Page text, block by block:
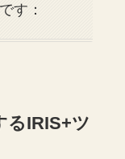
す：
るIRIS+ツ